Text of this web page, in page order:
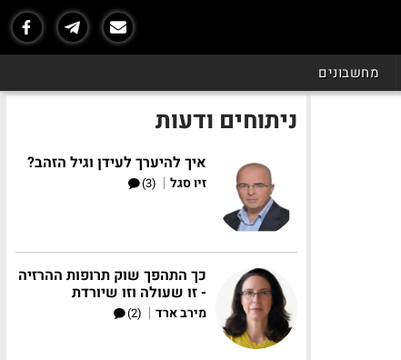
מחשבונים
ניתוחים ודעות
איך להיערך לעידן וגיל הזהב?
זיו סגל |
(3)
כך התהפך שוק תרופות ההרזיה
- זו שעולה וזו שיורדת
מירב ארד |
(2)